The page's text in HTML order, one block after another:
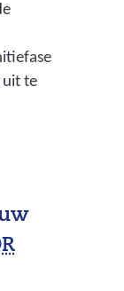
uit te
(